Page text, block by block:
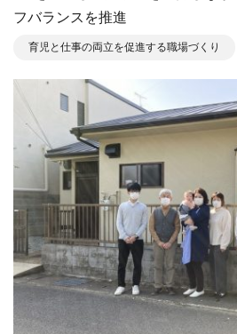
フバランスを推進
育児と仕事の両立を促進する職場づくり